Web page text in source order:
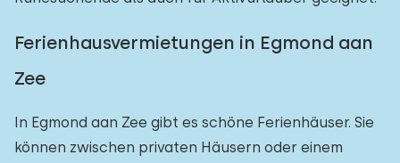
Ferienhausvermietungen in Egmond aan
Zee
In Egmond aan Zee gibt es schöne Ferienhäuser. Sie
können zwischen privaten Häusern oder einem